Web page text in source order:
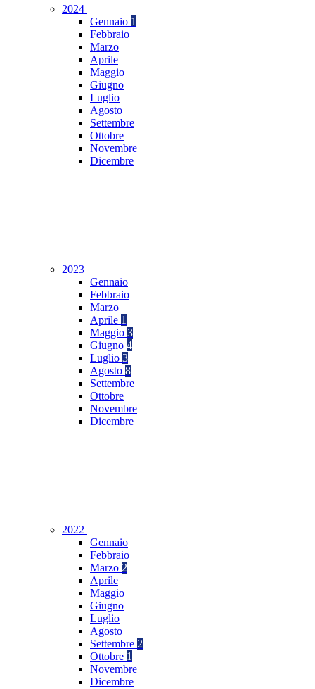
2024
Gennaio 1
Febbraio
Marzo
Aprile
Maggio
Giugno
Luglio
Agosto
Settembre
Ottobre
Novembre
Dicembre
2023
Gennaio
Febbraio
Marzo
Aprile 1
Maggio 3
Giugno 4
Luglio 3
Agosto 8
Settembre
Ottobre
Novembre
Dicembre
2022
Gennaio
Febbraio
Marzo 2
Aprile
Maggio
Giugno
Luglio
Agosto
Settembre 2
Ottobre 1
Novembre
Dicembre